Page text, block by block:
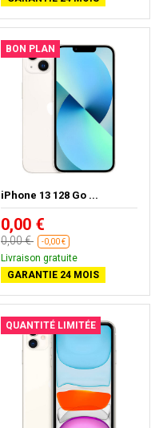
BON PLAN
iPhone 13 128 Go ...
0,00 €
0,00 € -0,00 €
Livraison gratuite
GARANTIE 24 MOIS
QUANTITÉ LIMITÉE